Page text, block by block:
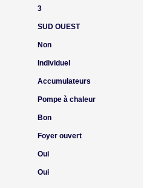
3
SUD OUEST
Non
Individuel
Accumulateurs
Pompe à chaleur
Bon
Foyer ouvert
Oui
Oui